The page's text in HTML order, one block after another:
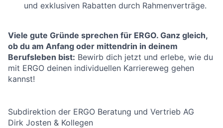
und exklusiven Rabatten durch Rahmenverträge.
Viele gute Gründe sprechen für ERGO. Ganz gleich,
ob du am Anfang oder mittendrin in deinem
Berufsleben bist: Bewirb dich jetzt und erlebe, wie du
mit ERGO deinen individuellen Karriereweg gehen
kannst!
Subdirektion der ERGO Beratung und Vertrieb AG
Dirk Josten & Kollegen